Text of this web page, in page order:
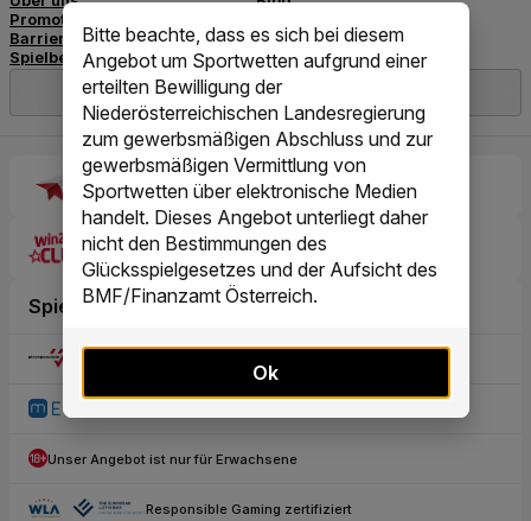
Bitte beachte, dass es sich bei diesem
Angebot um Sportwetten aufgrund einer
erteilten Bewilligung der
Niederösterreichischen Landesregierung
zum gewerbsmäßigen Abschluss und zur
gewerbsmäßigen Vermittlung von
Sportwetten über elektronische Medien
handelt. Dieses Angebot unterliegt daher
nicht den Bestimmungen des
Glücksspielgesetzes und der Aufsicht des
BMF/Finanzamt Österreich.
Ok